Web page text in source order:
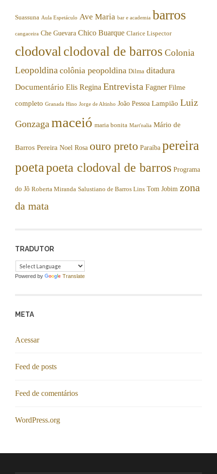
Suassuna Aula Espetáculo Ave Maria bar e academia barros
cangaceira Che Guevara Chico Buarque Clarice Lispector
clodoval clodoval de barros Colonia
Leopoldina colônia peopoldina Dilma ditadura
Documentário Elis Regina Entrevista Fagner Filme
completo Granada Hino Jorge de Altinho João Pessoa Lampião Luiz
Gonzaga maceió maria bonita Mart'nalia Mário de
Barros Pereira Noel Rosa ouro preto Paraíba pereira
poetapoeta clodoval de barros Programa
do Jô Roberta Miranda Salustiano de Barros Lins Tom Jobim zona
da mata
TRADUTOR
Powered by Translate
META
Acessar
Feed de posts
Feed de comentários
WordPress.org